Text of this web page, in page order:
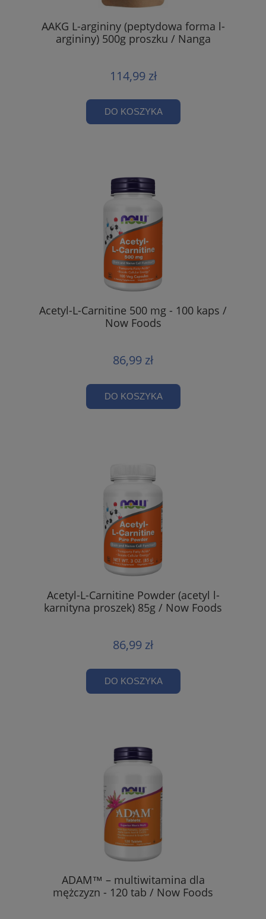
AAKG L-argininy (peptydowa forma l-
argininy) 500g proszku / Nanga
114,99 zł
DO KOSZYKA
Acetyl-L-Carnitine 500 mg - 100 kaps /
Now Foods
86,99 zł
DO KOSZYKA
Acetyl-L-Carnitine Powder (acetyl l-
karnityna proszek) 85g / Now Foods
86,99 zł
DO KOSZYKA
ADAM™ – multiwitamina dla
mężczyzn - 120 tab / Now Foods